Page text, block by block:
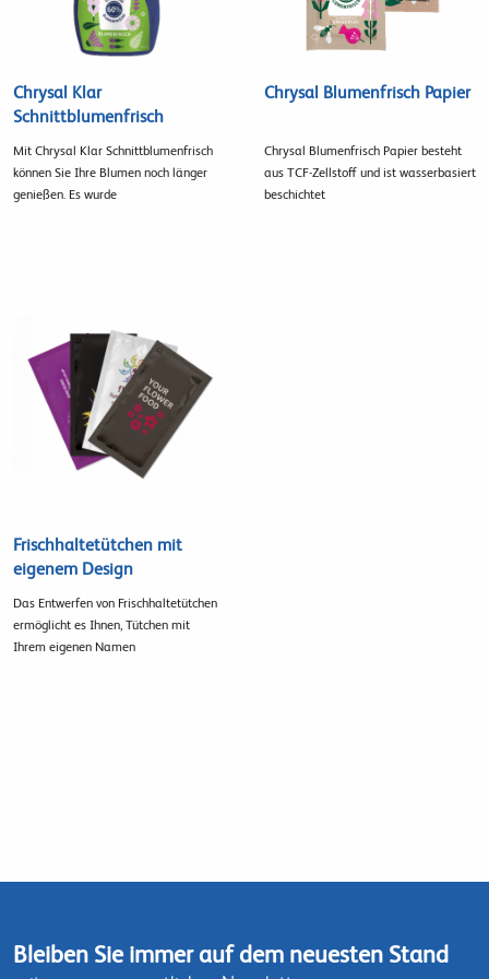
Chrysal Klar
Schnittblumenfrisch
Mit Chrysal Klar Schnittblumenfrisch
können Sie Ihre Blumen noch länger
genießen. Es wurde
Chrysal Blumenfrisch Papier
Chrysal Blumenfrisch Papier besteht
aus TCF-Zellstoff und ist wasserbasiert
beschichtet
Frischhaltetütchen mit
eigenem Design
Das Entwerfen von Frischhaltetütchen
ermöglicht es Ihnen, Tütchen mit
Ihrem eigenen Namen
Bleiben Sie immer auf dem neuesten Stand